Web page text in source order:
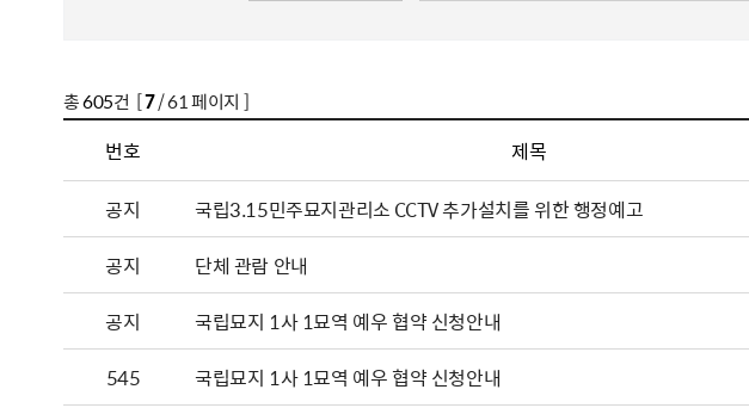
총605건 [7/ 61 페이지 ]
번호 제목
공지
국립3.15민주묘지관리소 CCTV 추가설치를 위한 행정예고
공지
단체 관람 안내
공지
국립묘지 1사 1묘역 예우 협약 신청안내
545
국립묘지 1사 1묘역 예우 협약 신청안내